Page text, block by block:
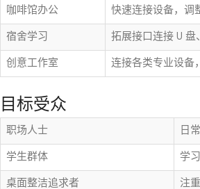
咖啡馆办公
快速连接设备，调
宿舍学习
拓展接口连接 U
创意工作室
连接各类专业设备
目标受众
职场人士
日
学生群体
学
桌面整洁追求者
注